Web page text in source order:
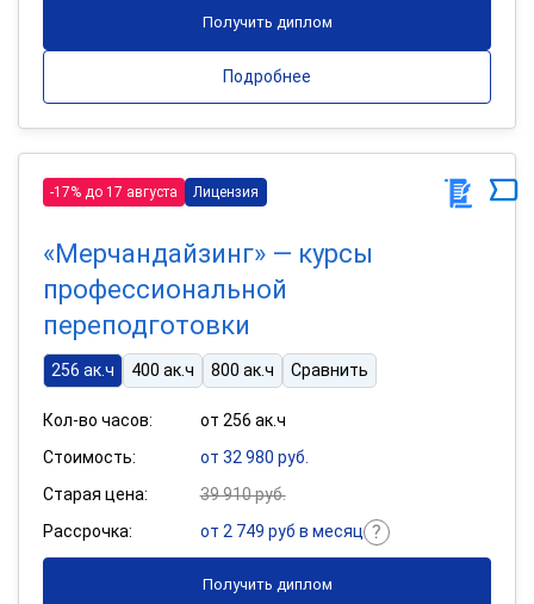
Получить диплом
Подробнее
-17% до 17 августа Лицензия
«Мерчандайзинг» — курсы
профессиональной
переподготовки
256 ак.ч 400 ак.ч 800 ак.ч Сравнить
Кол-во часов:
от 256 ак.ч
Стоимость:
от 32 980 руб.
Старая цена:
39 910 руб.
Рассрочка:
от 2 749 руб в месяц
Получить диплом